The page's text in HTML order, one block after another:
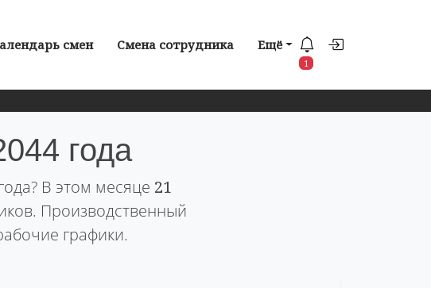
смен Смена сотрудника Ещё
1
года
В этом месяце 21
Производственный
графики.